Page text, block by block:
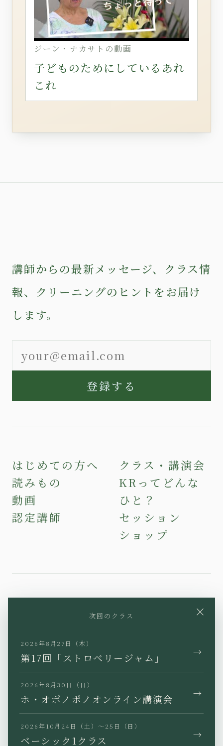
ジーン・ナカサトの動画
子どものためにしているあれ
これ
講師からの最新メッセージ、クラス情
報、クリーニングのヒントをお届け
します。
登録する
はじめての方へ
読みもの
動画
認定講師
クラス・講演会
KRってどんな
ひと？
セッション
ショップ
Facebook
JP EN KR TW
×
次回のクラス
2026年8月27日（木）
第17回「ストロベリージャム」 →
2026年8月30日（日）
ホ・オポノポノオンライン講演会 →
2026年10月24日（土）〜25日（日）
ベーシック1クラス →